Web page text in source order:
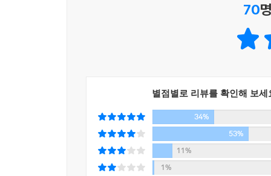
70
별점별로 리뷰를 확인해 보세
34%
53%
11%
1%